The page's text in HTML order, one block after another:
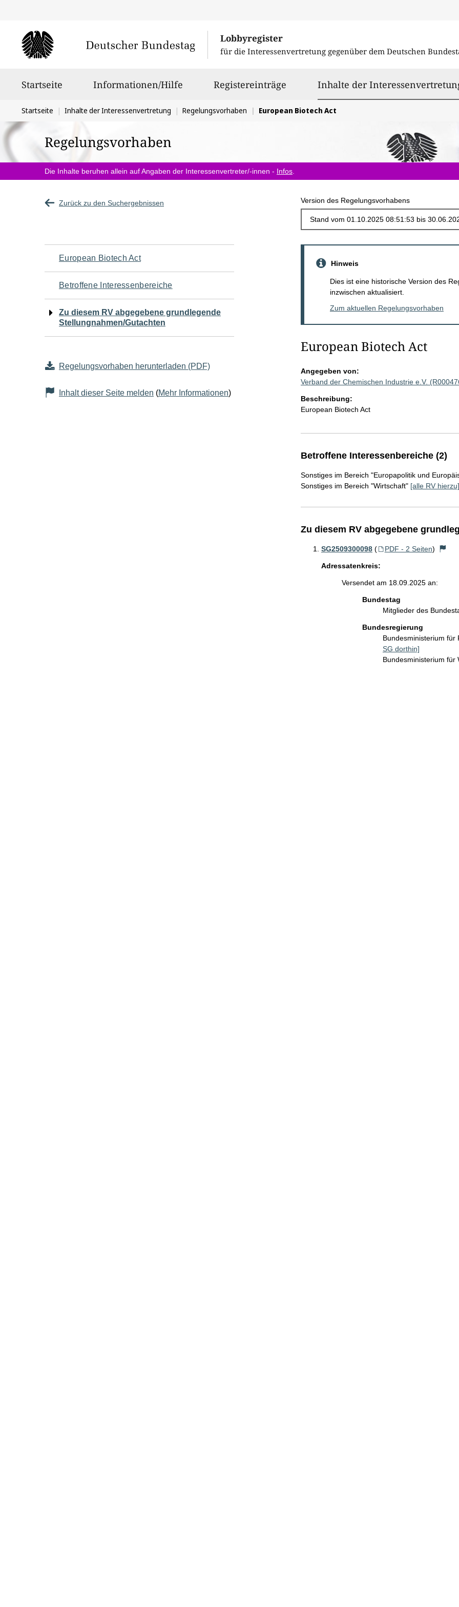
Lobbyregister
für die Interessenvertretung gegenüber dem Deutschen
Startseite Informationen/Hilfe Registereinträge Inhalte der
Sie
befinden
sich
hier:
Startseite Inhalte der Interessenvertretung Regelungsvorhaben European Biotech Act
Regelungsvorhaben
Die Inhalte beruhen allein auf Angaben der Interessenvertreter/-innen - Infos
Zurück zu den Suchergebnissen Version des Regelungsvorhabens
Navigation
für
den
Seiteninhalt
European Biotech Act
Betroffene Interessenbereiche
Zu diesem RV abgegebene grundlegende
Stellungnahmen/Gutachten
Regelungsvorhaben herunterladen (PDF)
Inhalt dieser Seite melden (Mehr Informationen)
Hinweis
Dies ist eine historische Version des
inzwischen aktualisiert.
Zum aktuellen Regelungsvorhaben
European Biotech Act
Angegeben von:
Verband der Chemischen Industrie e.V.
Beschreibung:
European Biotech Act
Betroffene Interessenbereiche (2)
Sonstiges im Bereich "Europapolitik und
Sonstiges im Bereich "Wirtschaft" [alle RV hierzu]
Zu diesem RV abgegebene
SG2509300098 ( PDF - 2 Seiten)
Adressatenkreis:
Versendet am 18.09.2025 an:
Bundestag
Mitglieder des
Bundesregierung
Bundesministerium
SG dorthin]
Bundesministerium